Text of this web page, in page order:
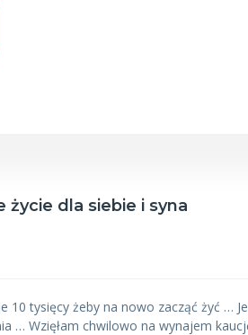
życie dla siebie i syna
10 tysięcy żeby na nowo zacząć żyć …
… Wzięłam chwilowo na wynajem